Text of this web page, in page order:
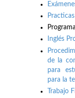
Inglés
de la
para
para la
Trabajo